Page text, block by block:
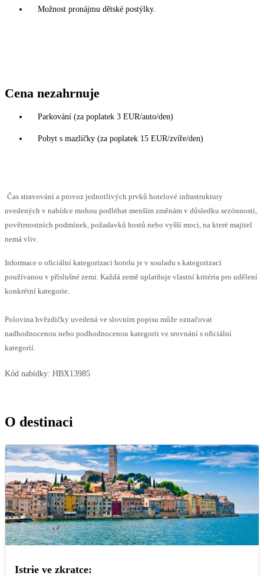
Možnost pronájmu dětské postýlky.
Cena nezahrnuje
Parkování (za poplatek 3 EUR/auto/den)
Pobyt s mazlíčky (za poplatek 15 EUR/zvíře/den)
Čas stravování a provoz jednotlivých prvků hotelové infrastruktury
uvedených v nabídce mohou podléhat menším změnám v důsledku sezónnosti,
povětrnostních podmínek, požadavků hostů nebo vyšší moci, na které majitel
nemá vliv.
Informace o oficiální kategorizaci hotelu je v souladu s kategorizací
používanou v příslušné zemi. Každá země uplatňuje vlastní kritéria pro udělení
konkrétní kategorie.
Polovina hvězdičky uvedená ve slovním popisu může označovat
nadhodnocenou nebo podhodnocenou kategorii ve srovnání s oficiální
kategorií.
Kód nabídky: HBX13985
O destinaci
Istrie ve zkratce: